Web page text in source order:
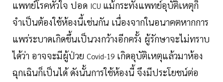
แพทย์โรคหัวใจ ปอด ICU แม้กระทั่งแพทย์อุบัติเหตุก็
จำเป็นต้องใช้ห้องนี้เช่นกัน เนื่องจากในอนาคตหากการ
แพร่ระบาดเกิดขึ้นเป็นวงกว้างอีกครั้ง ผู้รักษาจะไม่ทราบ
ได้ว่า อาจจะมีผู้ป่วย Covid-19 เกิดอุบัติเหตุแล้วมาห้อง
ฉุกเฉินก็เป็นได้ ดังนั้นการใช้ห้องนี้ จึงมีประโยชน์ต่อ